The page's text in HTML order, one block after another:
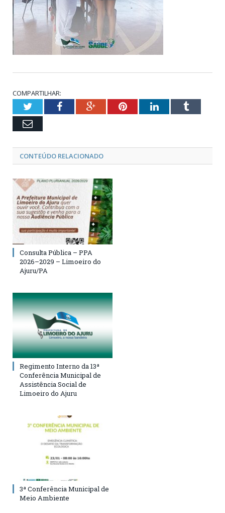
COMPARTILHAR:
TwitterFacebookGoogle+PinterestLinkedInTumblr
Email
CONTEÚDO RELACIONADO
Consulta Pública – PPA
2026–2029 – Limoeiro do
Ajuru/PA
Regimento Interno da 13ª
Conferência Municipal de
Assistência Social de
Limoeiro do Ajuru
3ª Conferência Municipal de
Meio Ambiente